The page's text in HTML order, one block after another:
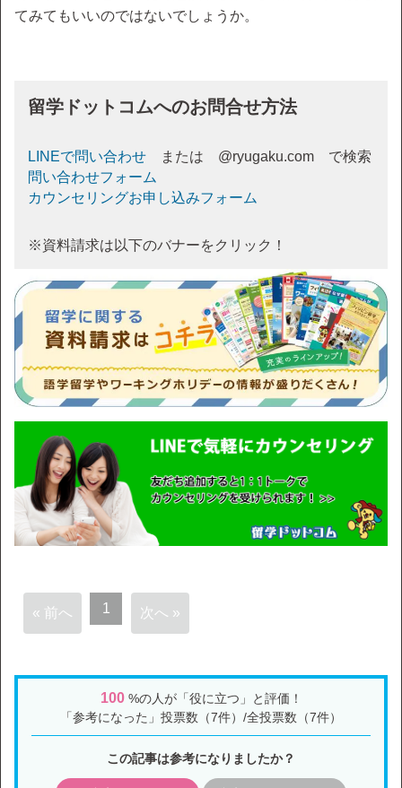
てみてもいいのではないでしょうか。
留学ドットコムへのお問合せ方法
LINEで問い合わせ または @ryugaku.com で検索
問い合わせフォーム
カウンセリングお申し込みフォーム
※資料請求は以下のバナーをクリック！
« 前へ 1 次へ »
100%の人が「役に立つ」と評価！
「参考になった」投票数（7件）/全投票数（7件）
この記事は参考になりましたか？